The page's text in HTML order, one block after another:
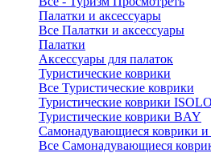
Палатки и аксессуары
Все Палатки и аксессуары
Палатки
Аксессуары для палаток
Туристические коврики
Все Туристические коврики
Туристические коврики
Туристические коврики BAY
Самонадувающиеся коврики
Все Самонадувающиеся